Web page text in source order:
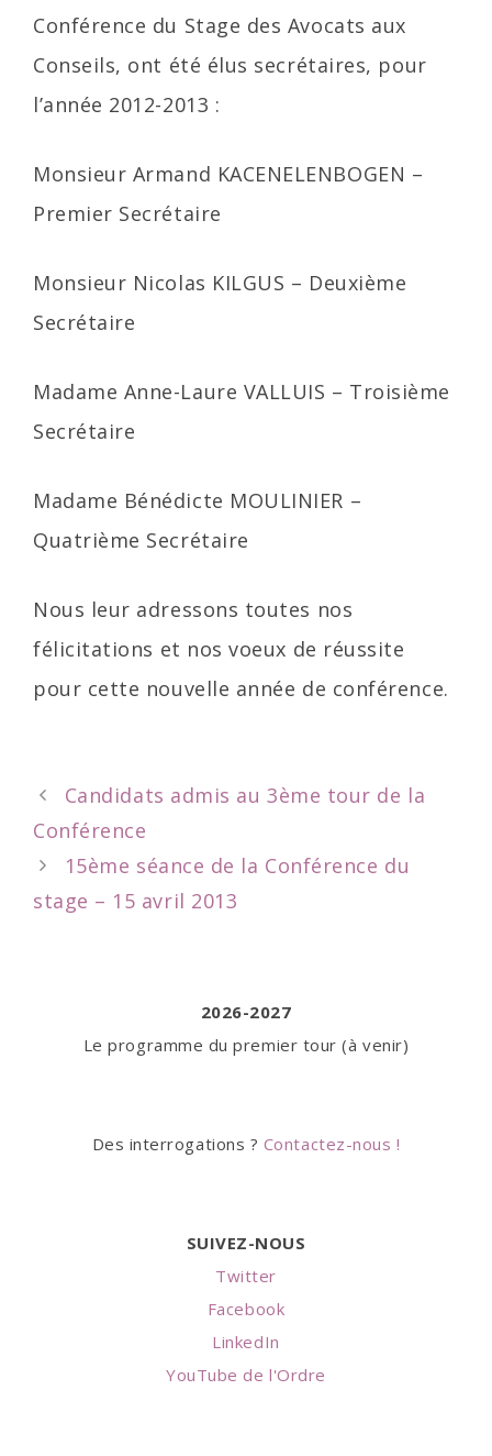
Conférence du Stage des Avocats aux
Conseils, ont été élus secrétaires, pour
l’année 2012-2013 :
Monsieur Armand KACENELENBOGEN –
Premier Secrétaire
Monsieur Nicolas KILGUS – Deuxième
Secrétaire
Madame Anne-Laure VALLUIS – Troisième
Secrétaire
Madame Bénédicte MOULINIER –
Quatrième Secrétaire
Nous leur adressons toutes nos
félicitations et nos voeux de réussite
pour cette nouvelle année de conférence.
Post
navigation
Candidats admis au 3ème tour de la
Conférence
15ème séance de la Conférence du
stage – 15 avril 2013
2026-2027
Le programme du premier tour (à venir)
Des interrogations ? Contactez-nous !
SUIVEZ-NOUS
Twitter
Facebook
LinkedIn
YouTube de l'Ordre